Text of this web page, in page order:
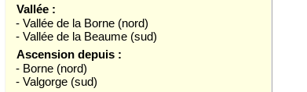
Vallée :
- Vallée de la Borne (nord)
- Vallée de la Beaume (sud)
Ascension depuis :
- Borne (nord)
- Valgorge (sud)